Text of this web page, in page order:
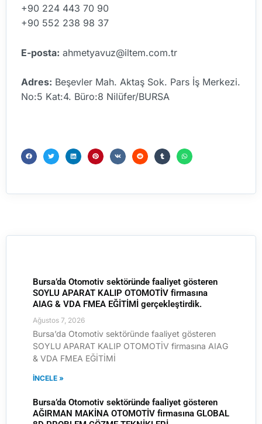
+90 224 443 70 90
+90 552 238 98 37
E-posta: ahmetyavuz@iltem.com.tr
Adres: Beşevler Mah. Aktaş Sok. Pars İş Merkezi.
No:5 Kat:4. Büro:8 Nilüfer/BURSA
Bursa’da Otomotiv sektöründe faaliyet gösteren
SOYLU APARAT KALIP OTOMOTİV firmasına
AIAG & VDA FMEA EĞİTİMİ gerçekleştirdik.
Ağustos 7, 2026
Bursa’da Otomotiv sektöründe faaliyet gösteren
SOYLU APARAT KALIP OTOMOTİV firmasına AIAG
& VDA FMEA EĞİTİMİ
İNCELE »
Bursa’da Otomotiv sektöründe faaliyet gösteren
AĞIRMAN MAKİNA OTOMOTİV firmasına GLOBAL